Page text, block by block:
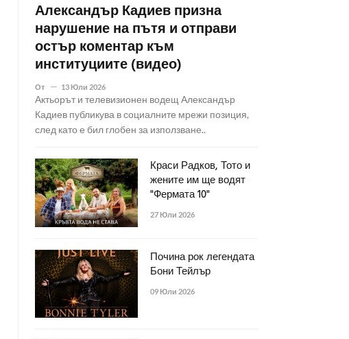
Александър Кадиев призна
нарушение на пътя и отправи
остър коментар към
институциите (видео)
От 13 Юли 2026
Актьорът и телевизионен водещ Александър
Кадиев публикува в социалните мрежи позиция,
след като е бил глобен за използване..
Краси Радков, Тото и
жените им ще водят
"Фермата 10"
27 Юли 2026
Почина рок легендата
Бони Тейлър
09 Юли 2026